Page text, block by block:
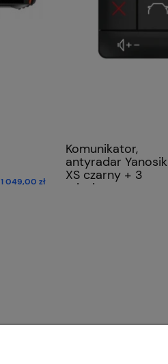
1 049,00 zł
Komunikator,
antyradar Yanosik
XS czarny + 3
miesiące